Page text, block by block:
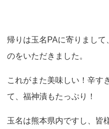
帰りは玉名PAに寄りまし
のをいただきました。
これがまた美味しい！辛す
て、福神漬もたっぷり！
玉名は熊本県内ですし、皆